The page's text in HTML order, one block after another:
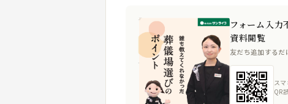
フォーム入力
資料閲覧
友だち追加するだ
ス
QR